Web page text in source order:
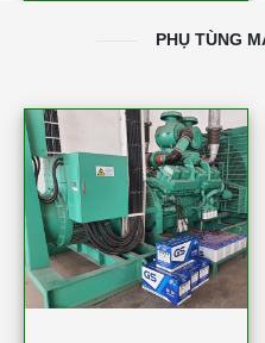
PHỤ TÙNG